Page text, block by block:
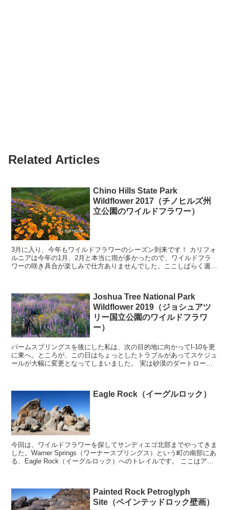
Related Articles
Chino Hills State Park
Wildflower 2017（チノヒルズ州
立公園のワイルドフラワー）
3月に入り、今年もワイルドフラワーのシーズン到来です！ カリフォ
ルニアは今年の1月、2月と本当に雨が多かったので、ワイルドフラ
ワーの咲き具合が楽しみで仕方ありませんでした。ここしばらく週末
Joshua Tree National Park
Wildflower 2019（ジョシュアツ
リー国立公園のワイルドフラワ
ー）
パームスプリングスを後にした私は、次の目的地に向かってI-10を更
に東へ。ところが、この日はちょっとしたトラブルがあってスケジュ
ールが大幅に変更となってしまいました。 実は砂漠のダートロード
Eagle Rock（イーグルロック）
今回は、ワイルドフラワーを探してサンディエゴ北部までやってきま
した。Warner Springs（ワーナースプリングス）という町の南部にあ
る、Eagle Rock（イーグルロック）へのトレイルです。 ここはアメ
Painted Rock Petroglyph
Site（ペインテッドロック壁画）